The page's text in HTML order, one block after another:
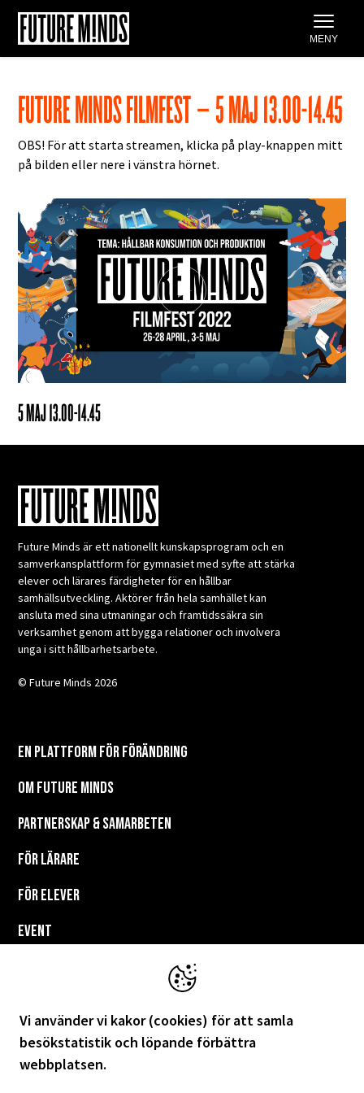
Vi använder vi kakor (cookies) för att samla
besökstatistik och löpande förbättra
webbplatsen.
Gå
till
MENY
FUTURE MINDS FILMFEST – 5 MAJ 13.00-14.45
OBS! För att starta streamen, klicka på play-knappen mitt
på bilden eller nere i vänstra hörnet.
5 MAJ 13.00-14.45
Future Minds är ett nationellt kunskapsprogram och en
samverkansplattform för gymnasiet med syfte att stärka
elever och lärares färdigheter för en hållbar
samhällsutveckling. Aktörer från hela samhället kan
ansluta med sina utmaningar och framtidssäkra sin
verksamhet genom att bygga relationer och involvera
unga i sitt hållbarhetsarbete.
© Future Minds 2026
En plattform för förändring
Om Future Minds
Partnerskap & Samarbeten
För lärare
För elever
EVENT
KONTAKT
Integritetspolicy och GDPR